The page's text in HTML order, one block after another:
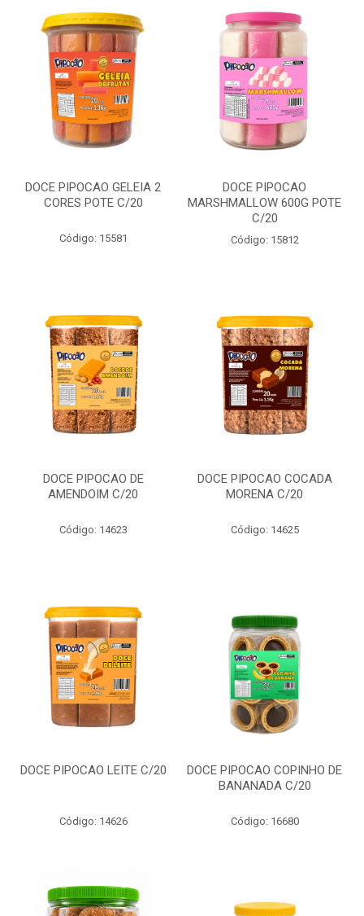
DOCE PIPOCAO GELEIA 2
CORES POTE C/20
Código: 15581
DOCE PIPOCAO
MARSHMALLOW 600G POTE
C/20
Código: 15812
DOCE PIPOCAO DE
AMENDOIM C/20
Código: 14623
DOCE PIPOCAO COCADA
MORENA C/20
Código: 14625
DOCE PIPOCAO LEITE C/20
Código: 14626
DOCE PIPOCAO COPINHO DE
BANANADA C/20
Código: 16680